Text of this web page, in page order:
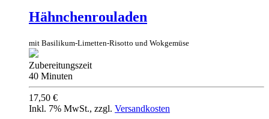
Hähnchenrouladen
mit Basilikum-Limetten-Risotto und Wokgemüse
Zubereitungszeit
40 Minuten
17,50 €
Inkl. 7% MwSt., zzgl. Versandkosten